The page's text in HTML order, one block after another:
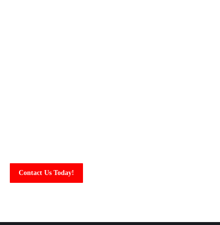
Contact Us Today!